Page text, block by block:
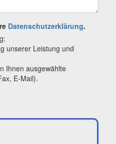
Datenschutzerklärung.
unserer Leistung und
Ihnen ausgewählte
E-Mail).